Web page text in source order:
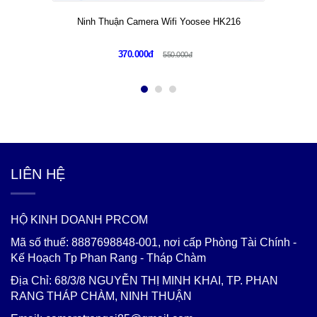
Ninh Thuận Camera Wifi Yoosee HK216
370.000đ 550.000đ
LIÊN HỆ
HỘ KINH DOANH PRCOM
Mã số thuế: 8887698848-001, nơi cấp Phòng Tài Chính -
Kế Hoạch Tp Phan Rang - Tháp Chàm
Địa Chỉ: 68/3/8 NGUYỄN THỊ MINH KHAI, TP. PHAN
RANG THÁP CHÀM, NINH THUẬN